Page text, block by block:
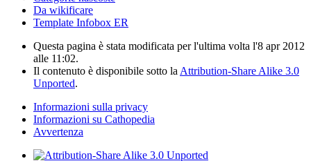
Da wikificare
Template Infobox ER
Questa pagina è stata modificata per l'ultima volta l'8 apr 2012
alle 11:02.
Il contenuto è disponibile sotto la Attribution-Share Alike 3.0
Unported.
Informazioni sulla privacy
Informazioni su Cathopedia
Avvertenza